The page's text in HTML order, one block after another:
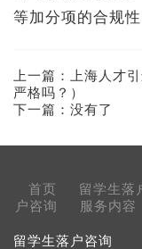
等加分项的合规性
上一篇：
上海人才
严格吗？）
下一篇：没有了
首页 留学生落
户咨询
服务内容
留学生落户咨询